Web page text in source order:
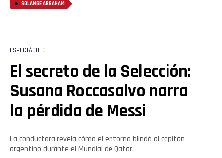
SOLANGE ABRAHAM
ESPECTÁCULO
El secreto de la Selección:
Susana Roccasalvo narra
la pérdida de Messi
La conductora revela cómo el entorno blindó al capitán
argentino durante el Mundial de Qatar.